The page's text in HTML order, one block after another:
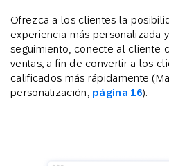
Ofrezca a los clientes la
experiencia más personalizada
seguimiento, conecte al cliente
ventas, a fin de convertir a los
calificados más rápidamente
personalización, página 16).